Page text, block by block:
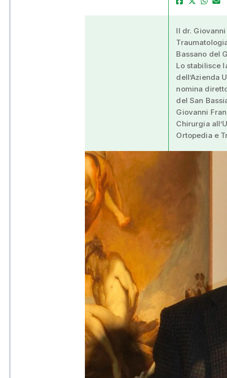
Il dr.
Bassano del
Lo stabilisce
dell’Azienda
nomina
del San
Giovanni
Chirurgia
Ortopedia e